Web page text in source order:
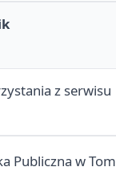
z serwisu
Publiczna w